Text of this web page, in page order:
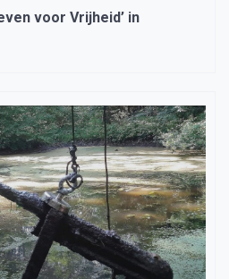
voor Vrijheid’ in